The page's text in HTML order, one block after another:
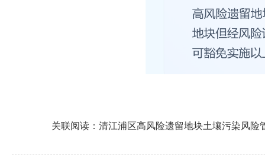
关联阅读： 清江浦区高风险遗留地块土壤污染风险